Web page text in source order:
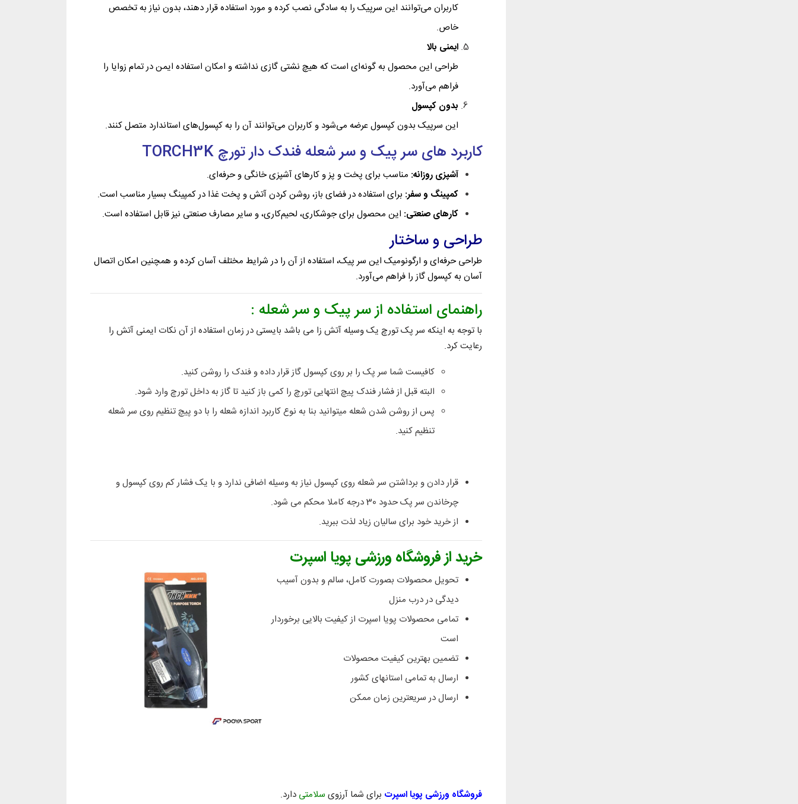
کاربران می‌توانند این سرپیک را به سادگی نصب کرده و مورد استفاده قرار دهند، بدون نیاز به تخصص
خاص.
ایمنی بالا
طراحی این محصول به گونه‌ای است که هیچ نشتی گازی نداشته و امکان استفاده ایمن در تمام زوایا را
فراهم می‌آورد.
بدون کپسول
این سرپیک بدون کپسول عرضه می‌شود و کاربران می‌توانند آن را به کپسول‌های استاندارد متصل کنند.
کاربرد های سر پیک و سر شعله فندک‌ دار تورچ TORCH3K
آشپزی روزانه: مناسب برای پخت و پز و کارهای آشپزی خانگی و حرفه‌ای.
کمپینگ و سفر: برای استفاده در فضای باز، روشن کردن آتش و پخت غذا در کمپینگ بسیار مناسب است.
کارهای صنعتی: این محصول برای جوشکاری، لحیم‌کاری، و سایر مصارف صنعتی نیز قابل استفاده است.
طراحی و ساختار
طراحی حرفه‌ای و ارگونومیک این سر پیک، استفاده از آن را در شرایط مختلف آسان کرده و همچنین امکان اتصال
آسان به کپسول گاز را فراهم می‌آورد.
راهنمای استفاده از سر پیک و سر شعله :
با توجه به اینکه سر پک تورچ یک وسیله آتش زا می باشد بایستی در زمان استفاده از آن نکات ایمنی آتش را
رعایت کرد.
کافیست شما سر پک را بر روی کپسول گاز قرار داده و فندک را روشن کنید.
البته قبل از فشار فندک پیچ انتهایی تورچ را کمی باز کنید تا گاز به داخل تورچ وارد شود.
پس از روشن شدن شعله میتوانید بنا به نوع کاربرد اندازه شعله را با دو پیچ تنظیم روی سر شعله
تنظیم کنید.
قرار دادن و برداشتن سر شعله روی کپسول نیاز به وسیله اضافی ندارد و با یک فشار کم روی کپسول و
چرخاندن سر پک حدود 30 درجه کاملا محکم می شود.
از خرید خود برای سالیان زیاد لذت ببرید.
خرید از فروشگاه ورزشی پویا اسپرت
تحویل محصولات بصورت کامل، سالم و بدون آسیب
دیدگی در درب منزل
تمامی محصولات پویا اسپرت از کیفیت بالایی برخوردار
است
تضمین بهترین کیفیت محصولات
ارسال به تمامی استانهای کشور
ارسال در سریعترین زمان ممکن
فروشگاه ورزشی پویا اسپرت برای شما آرزوی سلامتی دارد.